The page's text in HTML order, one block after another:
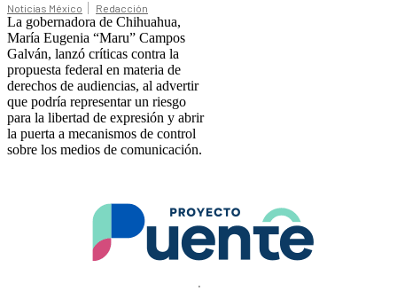
Noticias México Redacción
La gobernadora de Chihuahua,
María Eugenia “Maru” Campos
Galván, lanzó críticas contra la
propuesta federal en materia de
derechos de audiencias, al advertir
que podría representar un riesgo
para la libertad de expresión y abrir
la puerta a mecanismos de control
sobre los medios de comunicación.
.